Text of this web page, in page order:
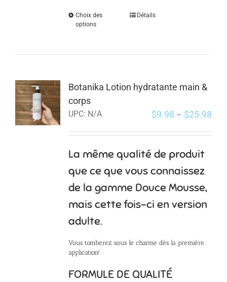
Choix des
options
Détails
Botanika Lotion hydratante main &
corps
UPC: N/A $9.98 – $25.98
La même qualité de produit
que ce que vous connaissez
de la gamme Douce Mousse,
mais cette fois-ci en version
adulte.
Vous tomberez sous le charme dès la première
application!
FORMULE DE QUALITÉ